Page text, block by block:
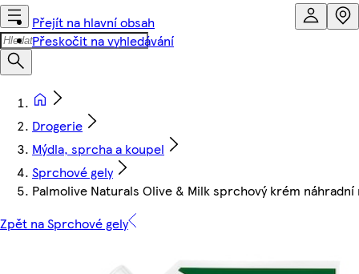
Přejít na hlavní obsah
Přeskočit na vyhledávání
Drogerie
Mýdla, sprcha a koupel
Sprchové gely
Palmolive Naturals Olive & Milk sprchový krém
Zpět na Sprchové gely